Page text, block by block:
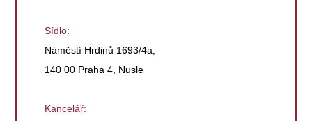
Sídlo:
Náměstí Hrdinů 1693/4a,
140 00 Praha 4, Nusle
Kancelář: